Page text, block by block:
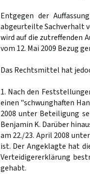
Entgegen der
abgeurteilte Sachverhalt
wird auf die zutreffenden
vom 12. Mai 2009 Bezug
Das Rechtsmittel hat
1. Nach den
einen "schwunghaften
2008 unter Beteiligung
Benjamin K. Darüber
am 22./23. April 2008
ist. Der Angeklagte hat
Verteidigererklärung
gehabt.